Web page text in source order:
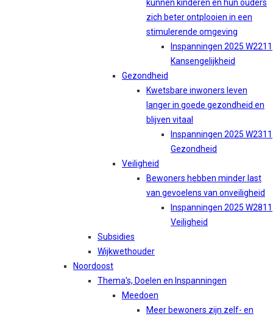
kunnen kinderen en hun ouders
zich beter ontplooien in een
stimulerende omgeving
Inspanningen 2025 W2211
Kansengelijkheid
Gezondheid
Kwetsbare inwoners leven
langer in goede gezondheid en
blijven vitaal
Inspanningen 2025 W2311
Gezondheid
Veiligheid
Bewoners hebben minder last
van gevoelens van onveiligheid
Inspanningen 2025 W2811
Veiligheid
Subsidies
Wijkwethouder
Noordoost
Thema's, Doelen en Inspanningen
Meedoen
Meer bewoners zijn zelf- en